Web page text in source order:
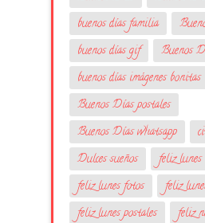
buenos días familia
buenos días gif
Buenos
buenos días imágenes bonitas
Buenos Días postales
Buenos Días whatsapp
Dulces sueños
feliz lunes
feliz lunes fotos
feliz
feliz lunes postales
feliz